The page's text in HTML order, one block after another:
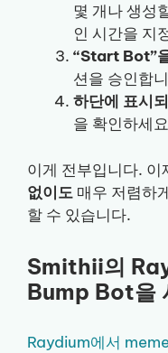
몇 개나 생성
인 시간을 지
“Start Bot”
션을 승인합
하단에 표시
을 확인하세
이게 전부입니다.
없이도 매우 저렴하
할 수 있습니다.
Smithii의
Bump Bot을
Raydium에서